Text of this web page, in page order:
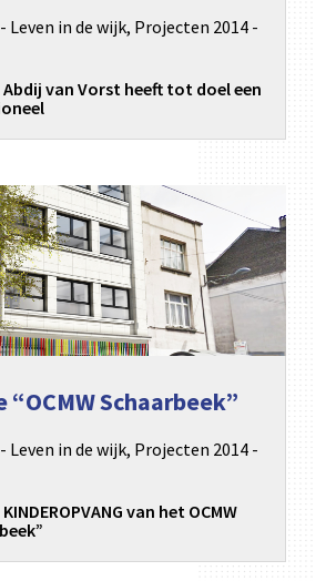
Leven in de wijk, Projecten 2014 -
van Vorst heeft tot doel een
“OCMW Schaarbeek”
Leven in de wijk, Projecten 2014 -
van het OCMW